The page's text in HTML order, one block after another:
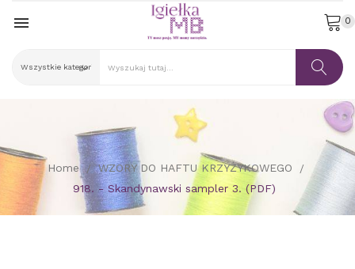
 0
Home
WZORY DO HAFTU KRZYŻYKOWEGO
918. - Skandynawski sampler 3. (PDF)